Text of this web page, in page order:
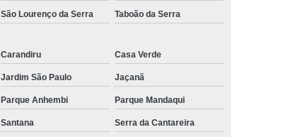
São Lourenço da Serra Taboão da Serra
Carandiru Casa Verde
Jardim São Paulo Jaçanã
Parque Anhembi Parque Mandaqui
Santana Serra da Cantareira